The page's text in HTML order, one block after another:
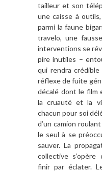
tailleur et son
une caisse à
parmi la faune
travelo, une
interventions se
pire inutiles –
qui rendra
réflexe de fuite
décalé dont le film
la cruauté et la
chacun pour soi
d’un camion
le seul à se
sauver. La
collective s’opère
finir par éclater.